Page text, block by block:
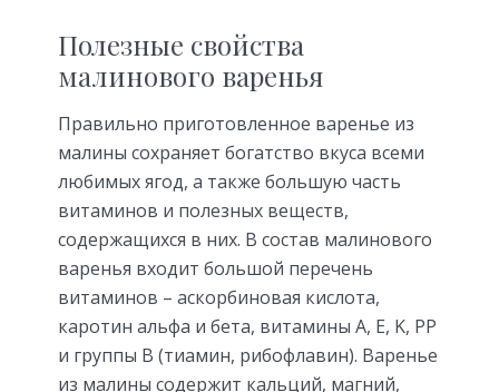
Полезные свойства
малинового варенья
Правильно приготовленное варенье из
малины сохраняет богатство вкуса всеми
любимых ягод, а также большую часть
витаминов и полезных веществ,
содержащихся в них. В состав малинового
варенья входит большой перечень
витаминов – аскорбиновая кислота,
каротин альфа и бета, витамины A, E, K, PP
и группы B (тиамин, рибофлавин). Варенье
из малины содержит кальций, магний,